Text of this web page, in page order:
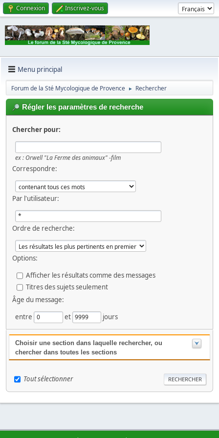
Connexion Inscrivez-vous
Menu principal
Forum de la Sté Mycologique de Provence ► Rechercher
Régler les paramètres de recherche
Chercher pour:
ex : Orwell "La Ferme des animaux" -film
Correspondre:
Par l'utilisateur:
Ordre de recherche:
Options:
Afficher les résultats comme des messages
Titres des sujets seulement
Âge du message:
entre
et jours
Choisir une section dans laquelle rechercher, ou
chercher dans toutes les sections
Tout sélectionner